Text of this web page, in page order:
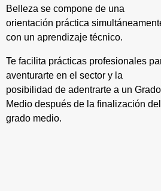
Belleza se compone de una
orientación práctica
con un aprendizaje técnico.
Te facilita prácticas profesionales
aventurarte en el sector y la
posibilidad de adentrarte a un Grado
Medio después de la finalización del
grado medio.